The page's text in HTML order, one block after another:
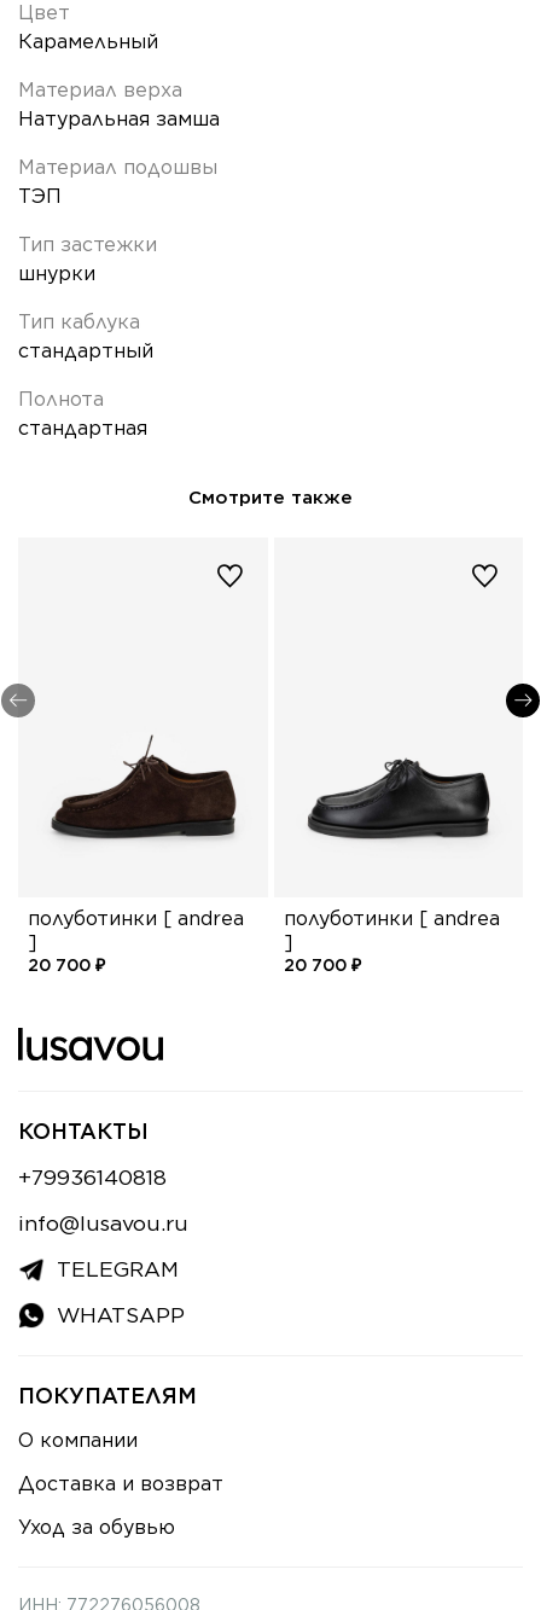
Цвет
Карамельный
Материал верха
Натуральная замша
Материал подошвы
ТЭП
Тип застежки
шнурки
Тип каблука
стандартный
Полнота
стандартная
Смотрите также
полуботинки [ andrea
]
20 700 ₽
полуботинки [ andrea
]
20 700 ₽
ПОКУПАТЕЛЯМ
О компании
Доставка и возврат
Уход за обувью
КОНТАКТЫ
+79936140818
info@lusavou.ru
TELEGRAM
WHATSAPP
ИНН: 772276056008